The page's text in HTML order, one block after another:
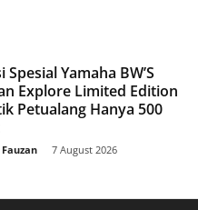
Spesial Yamaha BW’S
Explore Limited Edition
Petualang Hanya 500
7 August 2026